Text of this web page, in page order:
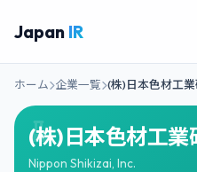
Japan IR
ホーム 企業一覧 (株)日本色材工
(株)日本色材工業
Nippon Shikizai, Inc.